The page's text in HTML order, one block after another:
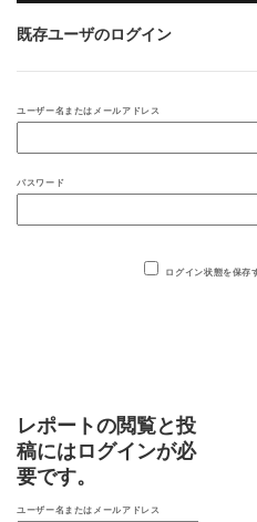
既存ユーザのログイン
ユーザー名またはメールアドレス
パスワード
ログイン状態を保存
レポートの閲覧と投
稿にはログインが必
要です。
ユーザー名またはメールアドレス